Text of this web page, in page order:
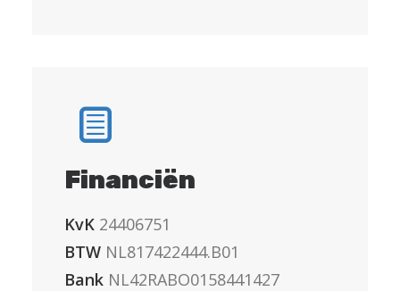
Financiën
KvK 24406751
BTW NL817422444.B01
Bank NL42RABO0158441427